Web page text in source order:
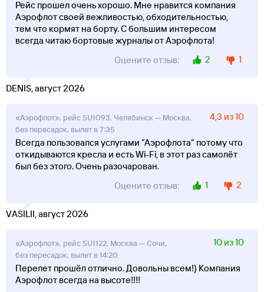
Рейс прошел очень хорошо. Мне нравится компания
Аэрофлот своей вежливостью, обходительностью,
тем что кормят на борту. С большим интересом
всегда читаю бортовые журналы от Аэрофлота!
Оцените отзыв:
2 1
DENIS, август 2026
«Аэрофлот», рейс SU1093, Челябинск — Москва,
без пересадок, вылет в 7:35
4,3 из 10
Всегда пользовался услугами "Аэрофлота" потому что
откидываются кресла и есть Wi-Fi, в этот раз самолёт
был без этого. Очень разочарован.
Оцените отзыв:
1 2
VASILII, август 2026
«Аэрофлот», рейс SU1122, Москва — Сочи,
без пересадок, вылет в 14:20
10 из 10
Перелет прошёл отлично. Довольны всем!) Компания
Аэрофлот всегда на высоте!!!!